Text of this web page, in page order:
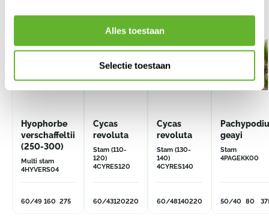
Alles toestaan
Selectie toestaan
Hyophorbe
verschaffeltii
(250-300)
Multi stam
4HYVERS04
60/49 160 275
Cycas
revoluta
Stam (110-
120)
4CYRES120
60/43120220
Cycas
revoluta
Stam (130-
140)
4CYRES140
60/48140220
geayi
Stam
4PAGEKK00
50/40 80